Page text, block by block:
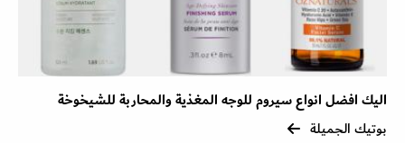
اليك افضل انواع سيروم للوجه المغذية والمحاربة للشيخوخة
بوتيك الجميلة